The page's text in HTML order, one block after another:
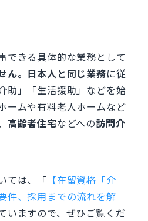
できる具体的な業務として
ん。日本人と同じ業務に従
助」「生活援助」などを始
ームや有料老人ホームなど
高齢者住宅などへの訪問介
ては、「 【在留資格「介
件、採用までの流れを解
いますので、ぜひご覧くだ